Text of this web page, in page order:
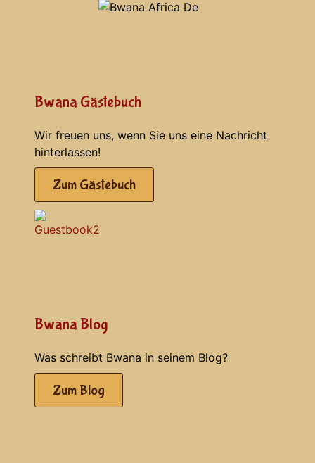
Bwana Gästebuch
Wir freuen uns, wenn Sie uns eine Nachricht
hinterlassen!
Zum Gästebuch
Bwana Blog
Was schreibt Bwana in seinem Blog?
Zum Blog